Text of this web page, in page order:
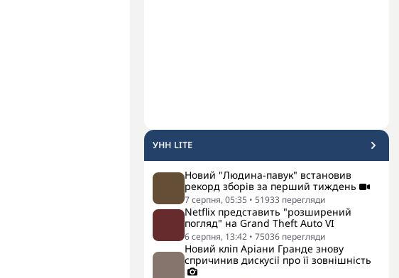
УНН LITE
Новий "Людина-павук" встановив
рекорд зборів за перший тиждень
7 серпня, 05:35 • 51933 перегляди
Netflix представить "розширений
погляд" на Grand Theft Auto VI
6 серпня, 13:42 • 75036 перегляди
Новий кліп Аріани Гранде знову
спричинив дискусії про її зовнішність